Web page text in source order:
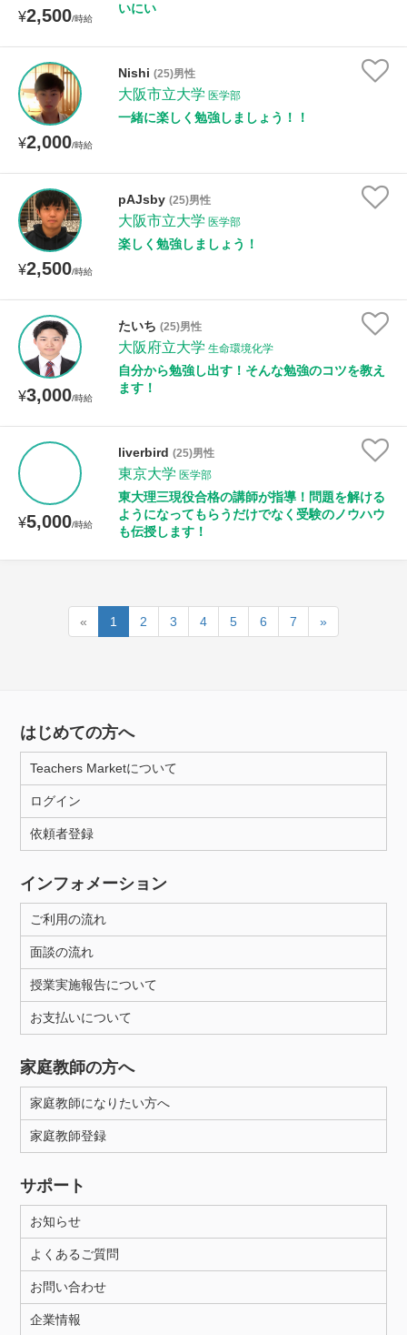
¥2,500/時給
いにい
¥2,000/時給
Nishi (25)男性
大阪市立大学 医学部
一緒に楽しく勉強しましょう！！
¥2,500/時給
pAJsby (25)男性
大阪市立大学 医学部
楽しく勉強しましょう！
¥3,000/時給
たいち (25)男性
大阪府立大学 生命環境化学
自分から勉強し出す！そんな勉強のコツを教え
ます！
¥5,000/時給
liverbird (25)男性
東京大学 医学部
東大理三現役合格の講師が指導！問題を解ける
ようになってもらうだけでなく受験のノウハウ
も伝授します！
« 1 2 3 4 5 6 7 »
はじめての方へ
Teachers Marketについて
ログイン
依頼者登録
インフォメーション
ご利用の流れ
面談の流れ
授業実施報告について
お支払いについて
家庭教師の方へ
家庭教師になりたい方へ
家庭教師登録
サポート
お知らせ
よくあるご質問
お問い合わせ
企業情報